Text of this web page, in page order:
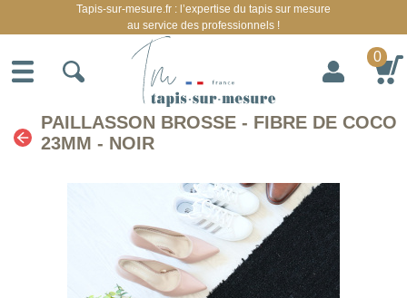
PAILLASSON BROSSE - FIBRE DE COCO
23MM - NOIR
Tapis-sur-mesure.fr : l’expertise du tapis sur mesure
au service des professionnels !
0